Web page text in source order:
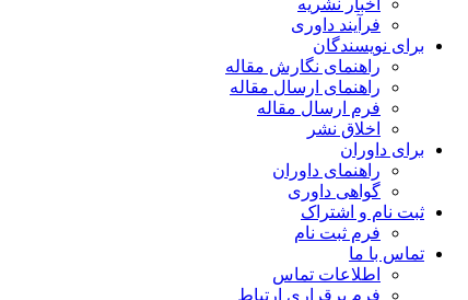
اخبار نشریه
فرآیند داوری
برای نویسندگان
راهنمای نگارش مقاله
راهنمای ارسال مقاله
فرم ارسال مقاله
اخلاق نشر
برای داوران
راهنمای داوران
گواهی داوری
ثبت نام و اشتراک
فرم ثبت نام
تماس با ما
اطلاعات تماس
فرم برقراری ارتباط